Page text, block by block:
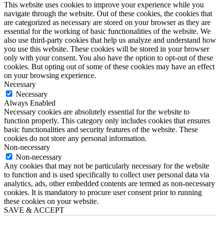
This website uses cookies to improve your experience while you
navigate through the website. Out of these cookies, the cookies that
are categorized as necessary are stored on your browser as they are
essential for the working of basic functionalities of the website. We
also use third-party cookies that help us analyze and understand how
you use this website. These cookies will be stored in your browser
only with your consent. You also have the option to opt-out of these
cookies. But opting out of some of these cookies may have an effect
on your browsing experience.
Necessary
Necessary
Always Enabled
Necessary cookies are absolutely essential for the website to
function properly. This category only includes cookies that ensures
basic functionalities and security features of the website. These
cookies do not store any personal information.
Non-necessary
Non-necessary
Any cookies that may not be particularly necessary for the website
to function and is used specifically to collect user personal data via
analytics, ads, other embedded contents are termed as non-necessary
cookies. It is mandatory to procure user consent prior to running
these cookies on your website.
SAVE & ACCEPT